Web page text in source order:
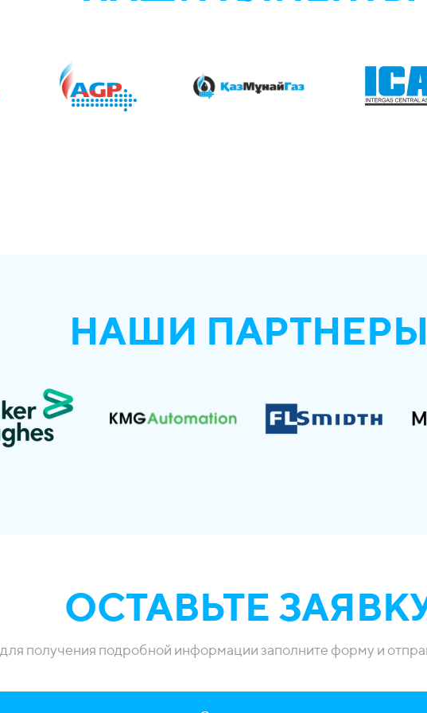
НАШИ
ОСТАВЬТЕ
для получения подробной информации заполните форму и